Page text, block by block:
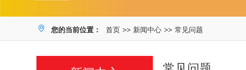
您的当前位置： 首页 >> 新闻中心 >> 常见问题